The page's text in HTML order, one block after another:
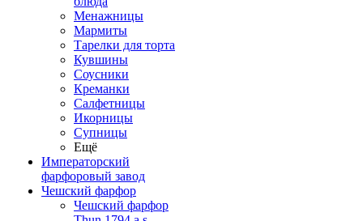
Менажницы
Мармиты
Тарелки для торта
Кувшины
Соусники
Креманки
Салфетницы
Икорницы
Супницы
Ещё
Императорский
фарфоровый завод
Чешский фарфор
Чешский фарфор